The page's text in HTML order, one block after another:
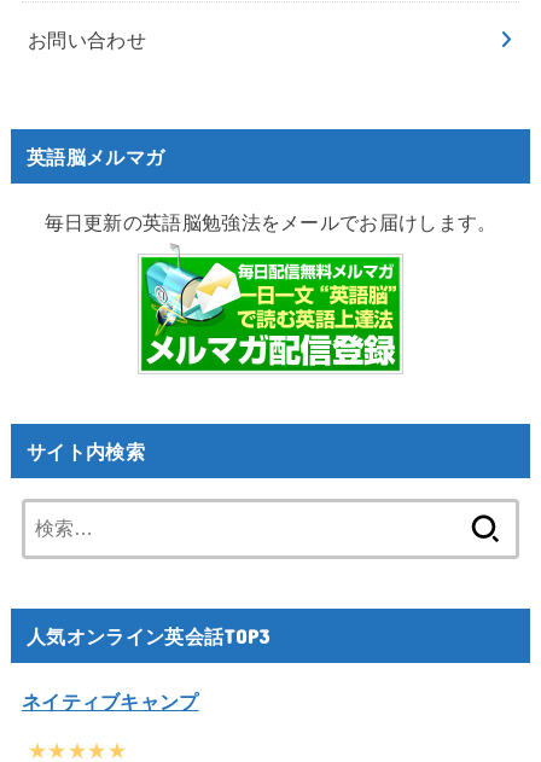
お問い合わせ
英語脳メルマガ
毎日更新の英語脳勉強法をメールでお届けします。
サイト内検索
索:
人気オンライン英会話TOP3
ネイティブキャンプ
★★★★★